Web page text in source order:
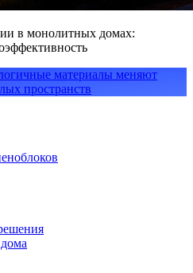
в монолитных домах:
материалы меняют
пространств